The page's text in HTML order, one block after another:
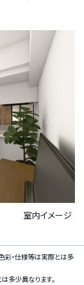
室内イメージ
彩・仕様等は実際とは多
多少異なります。